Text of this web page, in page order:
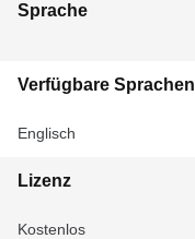
Sprache
Verfügbare Sprachen
Englisch
Lizenz
Kostenlos